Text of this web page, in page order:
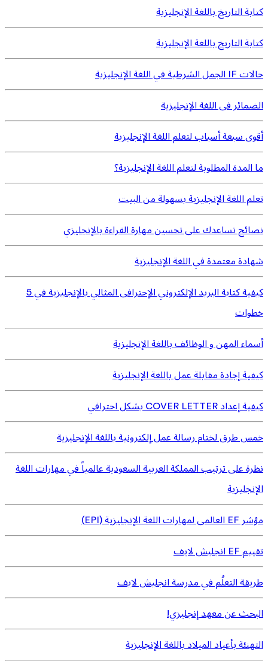
كتابة التاريخ باللغة الإنجليزية
كتابة التاريخ باللغة الإنجليزية
حالات IF الجمل الشرطية في اللغة الإنجليزية
الضمائر فى اللغة الإنجليزية
أقوى سبعة أسباب لتعلم اللغة الإنجليزية
ما المدة المطلوبة لتعلم اللغة الإنجليزية؟
تعلم اللغة الإنجليزية بسهولة من البيت
نصائح تساعدك على تحسين مهارة القراءة بالإنجليزي
شهادة معتمدة في اللغة الإنجليزية
كيفية كتابة البريد الإلكتروني الإحترافى المثالي بالإنجليزية في 5
خطوات
أسماء المهن و الوظائف باللغة الإنجليزية
كيفية إجادة مقابلة عمل باللغة الإنجليزية
كيفية إعداد COVER LETTER بشكل احترافي
خمس طرق لختام رسالة عمل إلكترونية باللغة الإنجليزية
نظرة على ترتيب المملكة العربية السعودية عالمياً في مهارات اللغة
الإنجليزية
مؤشر EF العالمى لمهارات اللغة الإنجليزية (EPI)
تقييم EF انجليش لايف
طريقة التعلُم في مدرسة انجليش لايف
البحث عن معهد إنجليزي!
التهنئة بأعياد الميلاد باللغة الإنجليزية